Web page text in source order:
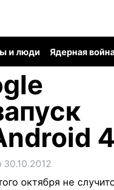
и люди Ядерная
30.10.2012
октября не